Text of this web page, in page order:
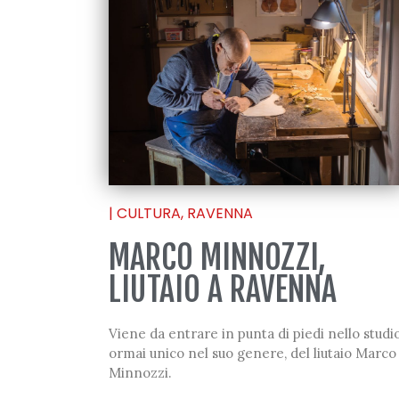
| CULTURA, RAVENNA
MARCO MINNOZZI,
LIUTAIO A RAVENNA
Viene da entrare in punta di piedi nello
ormai unico nel suo genere, del liutaio Marco
Minnozzi.